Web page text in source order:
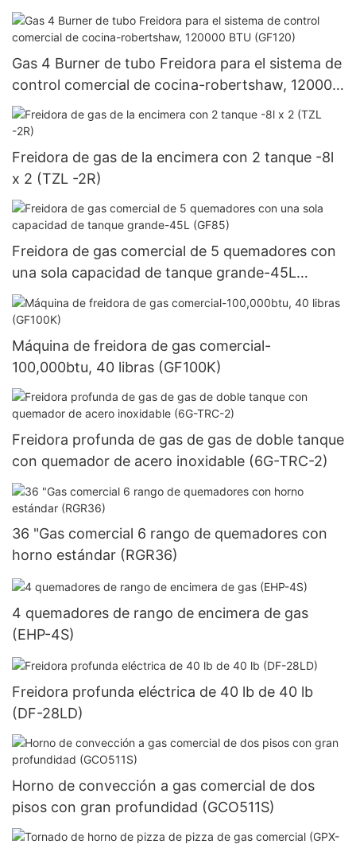
Gas 4 Burner de tubo Freidora para el sistema de
control comercial de cocina-robertshaw, 120000
BTU (GF120)
Freidora de gas de la encimera con 2 tanque -8l
x 2 (TZL -2R)
Freidora de gas comercial de 5 quemadores con
una sola capacidad de tanque grande-45L
(GF85)
Máquina de freidora de gas comercial-
100,000btu, 40 libras (GF100K)
Freidora profunda de gas de gas de doble tanque
con quemador de acero inoxidable (6G-TRC-2)
36 "Gas comercial 6 rango de quemadores con
horno estándar (RGR36)
4 quemadores de rango de encimera de gas
(EHP-4S)
Freidora profunda eléctrica de 40 lb de 40 lb
(DF-28LD)
Horno de convección a gas comercial de dos
pisos con gran profundidad (GCO511S)